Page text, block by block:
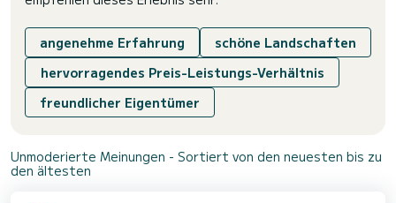
angenehme Erfahrung
schöne Landschaften
hervorragendes Preis-Leistungs-Verhältnis
freundlicher Eigentümer
Unmoderierte Meinungen - Sortiert von den neuesten bis zu
den ältesten